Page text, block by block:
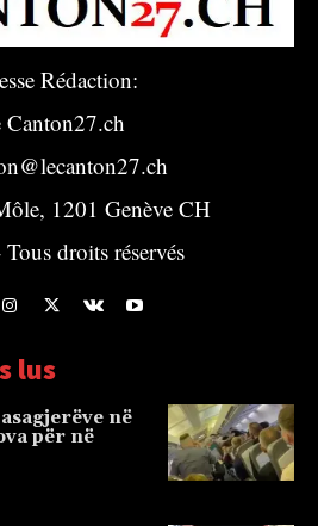
Rédaction:
Canton27.ch
1201 Genève CH
droits réservés
lus
në
për në